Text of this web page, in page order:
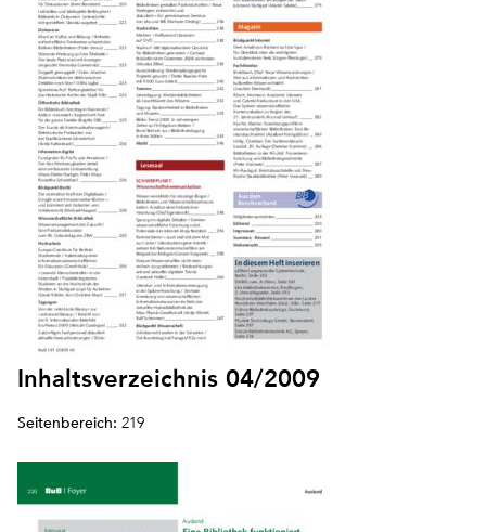
Inhaltsverzeichnis 04/2009
Seitenbereich: 219